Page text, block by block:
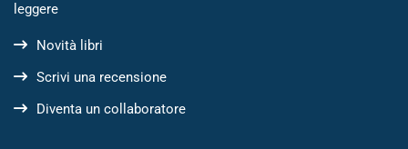
leggere
Novità libri
Scrivi una recensione
Diventa un collaboratore